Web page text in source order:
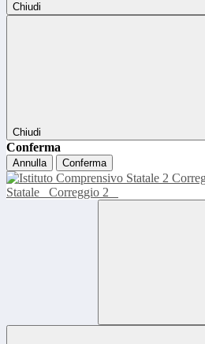
Chiudi
Chiudi
Conferma
Annulla Conferma
Statale
Correggio 2